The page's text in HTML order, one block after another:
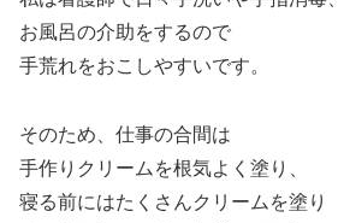
お風呂の介助をするので
手荒れをおこしやすいです。
そのため、仕事の合間は
手作りクリームを根気よく塗り、
寝る前にはたくさんクリームを塗り